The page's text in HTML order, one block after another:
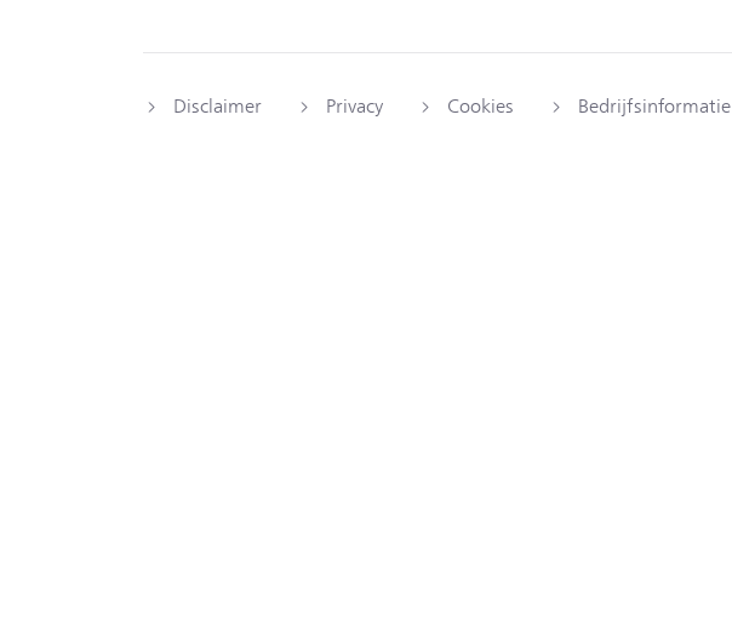
Disclaimer Privacy Cookies Bedrijfsinformatie